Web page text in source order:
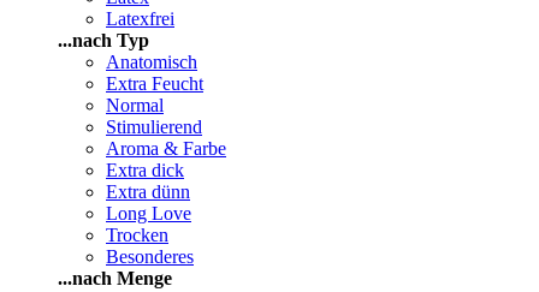
Latexfrei
...nach Typ
Anatomisch
Extra Feucht
Normal
Stimulierend
Aroma & Farbe
Extra dick
Extra dünn
Long Love
Trocken
Besonderes
...nach Menge